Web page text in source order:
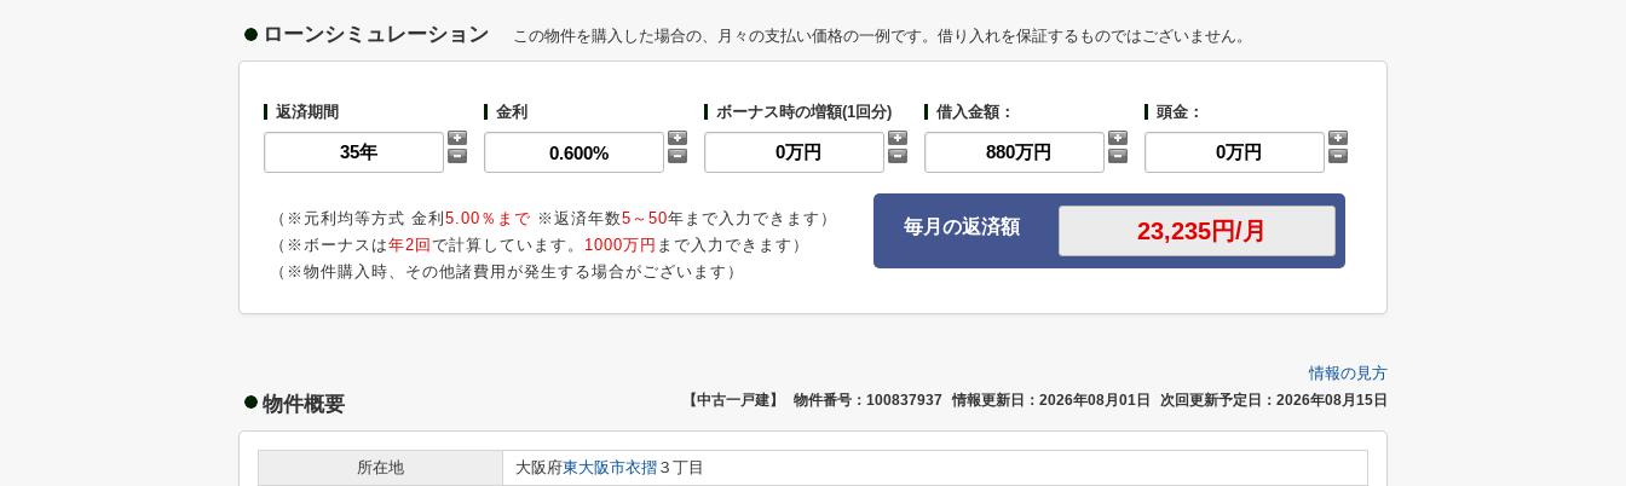
ローンシミュレーション この物件を購入した場合の、月々の支払い価格の一例です。借り入れを保証するものではございません。
返済期間 金利 ボーナス時の増額(1回分) 借入金額： 頭金：
（※元利均等方式 金利 5.00％まで ※返済年数5～50年まで入力できます）
（※ボーナスは年2回 で計算しています。 1000万円 まで入力できます）
（※物件購入時、その他諸費用が発生する場合がございます）
毎月の返済額
情報の見方
物件概要 【中古一戸建】 物件番号：100837937 情報更新日：2026年08月01日 次回更新予定日：2026年08月15日
所在地 大阪府東大阪市衣摺 ３丁目